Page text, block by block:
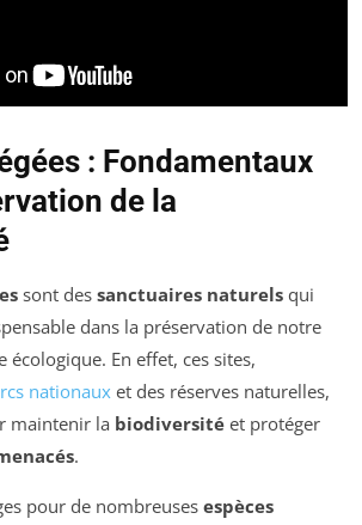
: Fondamentaux
de la
sont des sanctuaires naturels qui
dans la préservation de notre
En effet, ces sites,
nationaux et des réserves naturelles,
maintenir la biodiversité et protéger
.
pour de nombreuses espèces